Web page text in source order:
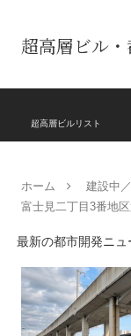
超高層ビル
超高層ビルリスト
ホーム 建設中
富士見二丁目3番地
最新の都市開発ニュ